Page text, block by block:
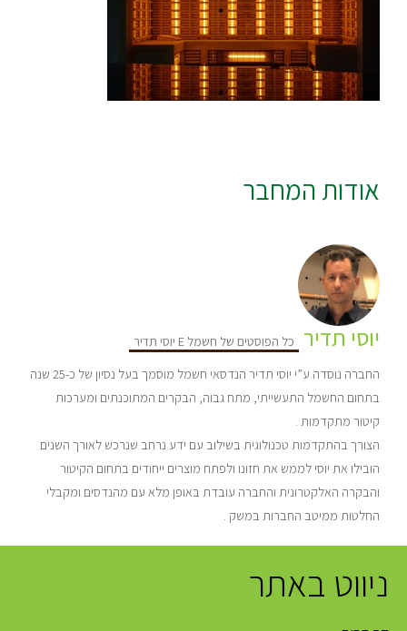
אודות המחבר
יוסי תדיר כל הפוסטים של חשמל E יוסי תדיר
החברה נוסדה ע”י יוסי תדיר הנדסאי חשמל מוסמך בעל נסיון של כ-25 שנה
בתחום החשמל התעשייתי, מתח גבוה, הבקרים המתוכנתים ומערכות
קיטור מתקדמות .
הצורך בהתקדמות טכנולוגית בשילוב עם ידע נרחב שנרכש לאורך השנים
הובילו את יוסי לממש את חזונו ולפתח מוצרים ייחודים בתחום הקיטור
והבקרה האלקטרונית והחברה עובדת באופן מלא עם מהנדסים ומקבלי
החלטות ממיטב החברות במשק .
ניווט באתר